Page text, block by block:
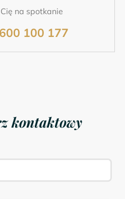
na spotkanie
100 177
kontaktowy